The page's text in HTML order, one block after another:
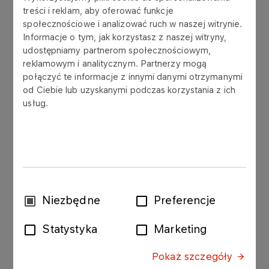
treści i reklam, aby oferować funkcje
społecznościowe i analizować ruch w naszej witrynie.
Informacje o tym, jak korzystasz z naszej witryny,
udostępniamy partnerom społecznościowym,
reklamowym i analitycznym. Partnerzy mogą
połączyć te informacje z innymi danymi otrzymanymi
od Ciebie lub uzyskanymi podczas korzystania z ich
usług.
WybórNiezbędne Preferencje
Statystyka Marketing
Pokaż szczegóły
Zarząd Polskiego Górnictwa Naftowego i
Gazownictwa SA („PGNiG”, „Spółka”) podaje do
wiadomości treści uchwał, które zostały powzięte
przez Nadzwyczajne Walne Zgromadzenie PGNiG
zwołane na dzień 31 lipca 2019 roku i
Walnego Zgromadzenia PGNiG, dotyczącego
Spółki Polskie Górnictwo Naftowe i Gazownictwo
zgłoszony na wniosek uprawnionego
2019 roku, którego treść została opublikowana w